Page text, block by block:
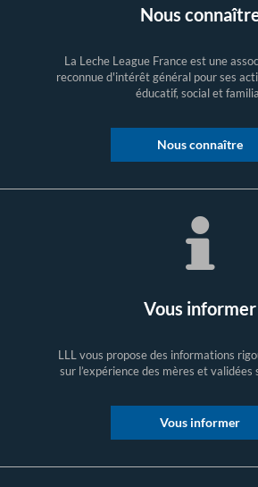
Nous
La Leche League France est une
reconnue d'intérêt général pour ses
éducatif, social et
Nous connaître
Vous informer
LLL vous propose des informations
sur l’expérience des mères et
Vous informer